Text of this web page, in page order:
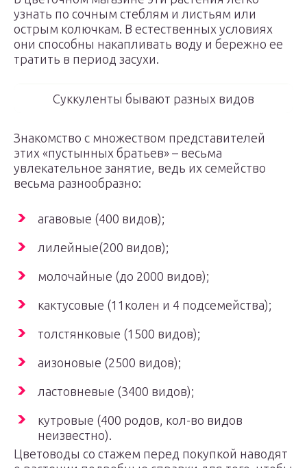
узнать по сочным стеблям и листьям или
острым колючкам. В естественных условиях
они способны накапливать воду и бережно ее
тратить в период засухи.
Суккуленты бывают разных видов
Знакомство с множеством представителей
этих «пустынных братьев» – весьма
увлекательное занятие, ведь их семейство
весьма разнообразно:
агавовые (400 видов);
лилейные(200 видов);
молочайные (до 2000 видов);
кактусовые (11колен и 4 подсемейства);
толстянковые (1500 видов);
аизоновые (2500 видов);
ластовневые (3400 видов);
кутровые (400 родов, кол-во видов
неизвестно).
Цветоводы со стажем перед покупкой наводят